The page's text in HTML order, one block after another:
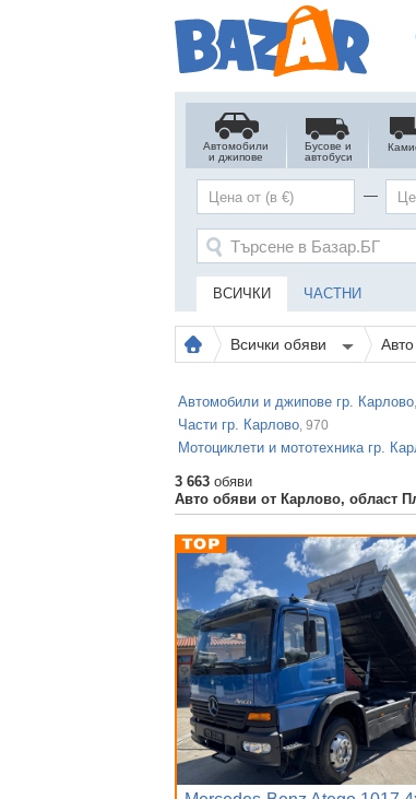
Автомобили
и джипове
Бусове и
автобуси
—
ВСИЧКИ ЧАСТНИ
Всички обяви Авто
Автомобили и джипове гр. Карлово
Части гр. Карлово, 970
Мотоциклети и мототехника гр.
3 663 обяви
Авто обяви от Карлово, област